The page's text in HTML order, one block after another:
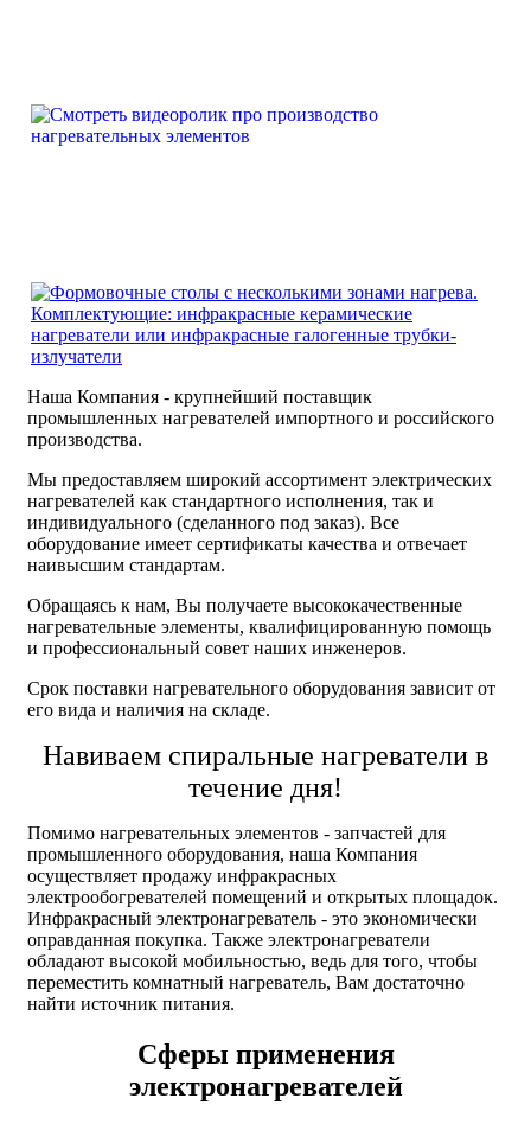
Наша Компания - крупнейший поставщик
промышленных нагревателей импортного и российского
производства.
Мы предоставляем широкий ассортимент электрических
нагревателей как стандартного исполнения, так и
индивидуального (сделанного под заказ). Все
оборудование имеет сертификаты качества и отвечает
наивысшим стандартам.
Обращаясь к нам, Вы получаете высококачественные
нагревательные элементы, квалифицированную помощь
и профессиональный совет наших инженеров.
Срок поставки нагревательного оборудования зависит от
его вида и наличия на складе.
Навиваем спиральные нагреватели в
течение дня!
Помимо нагревательных элементов - запчастей для
промышленного оборудования, наша Компания
осуществляет продажу инфракрасных
электрообогревателей помещений и открытых площадок.
Инфракрасный электронагреватель - это экономически
оправданная покупка. Также электронагреватели
обладают высокой мобильностью, ведь для того, чтобы
переместить комнатный нагреватель, Вам достаточно
найти источник питания.
Сферы применения
электронагревателей